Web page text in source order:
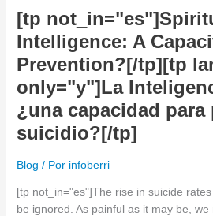
[tp
Intelligence: A
Prevention?[/tp][tp
only="y"]La
¿una capacidad para
suicidio?[/tp]
Blog / Por infoberri
[tp not_in="es"]The rise in suicide
be ignored. As painful as it may be, we
only="y"]La
Inteligencia
Espiritual
¿una
capacidad
para
prevenir
el
[/tp]